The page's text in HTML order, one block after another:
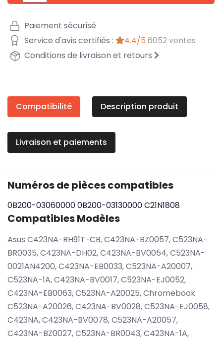
Paiement sécurisé
Service d'avis certifiés :
4.4/5 6052 ventes
Conditions de livraison et retours
Compatibilité Description produit
Livraison et paiements
Numéros de pièces compatibles
0B200-030600000B200-03130000C21N1808
Compatibles Modèles
Asus C423NA-RH91T-CB, C423NA-BZ0057, C523NA-
BR0035, C423NA-DH02, C423NA-BV0054, C523NA-
0021AN4200, C423NA-EB0033, C523NA-A20007,
C523NA-1A, C423NA-BV0017, C523NA-EJ0052,
C423NA-EB0063, C523NA-A20025, Chromebook
C523NA-A20026, C423NA-BV0028, C523NA-EJ0058,
C423NA, C423NA-BV0078, C523NA-A20057,
C423NA-BZ0027, C523NA-BR0043, C423NA-1A,